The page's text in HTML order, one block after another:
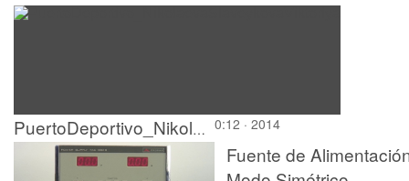
PuertoDeportivo_NikolaevaSlaveykovaViktoriya 0:12 · 2014
Fuente de